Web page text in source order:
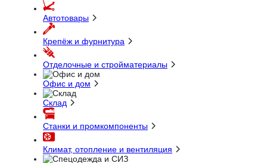
Автотовары
Крепёж и фурнитура
Отделочные и стройматериалы
Офис и дом
Склад
Станки и промкомпоненты
Климат, отопление и вентиляция